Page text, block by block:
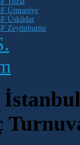
Ümraniye
Üsküdar
Zeytinburnu